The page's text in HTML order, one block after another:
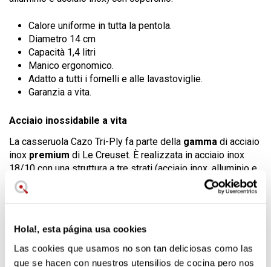
Hola!, esta página usa cookies
Las cookies que usamos no son tan deliciosas como las
que se hacen con nuestros utensilios de cocina pero nos
Calore uniforme in tutta la pentola.
Diametro 14 cm
Capacità 1,4 litri
Manico ergonomico.
Adatto a tutti i fornelli e alle lavastoviglie.
Garanzia a vita.
Acciaio inossidabile a vita
La casseruola Cazo Tri-Ply fa parte della gamma di acciaio
inox premium di Le Creuset. È realizzata in acciaio inox
18/10 con una struttura a tre strati (acciaio inox, alluminio e
acciaio inox), in modo che il calore si diffonda
uniformemente in tutta la pentola per risultati di cottura
È progettata con grande attenzione ai dettagli
esempio: